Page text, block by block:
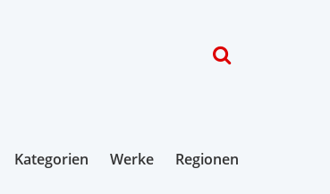
Kategorien Werke Regionen